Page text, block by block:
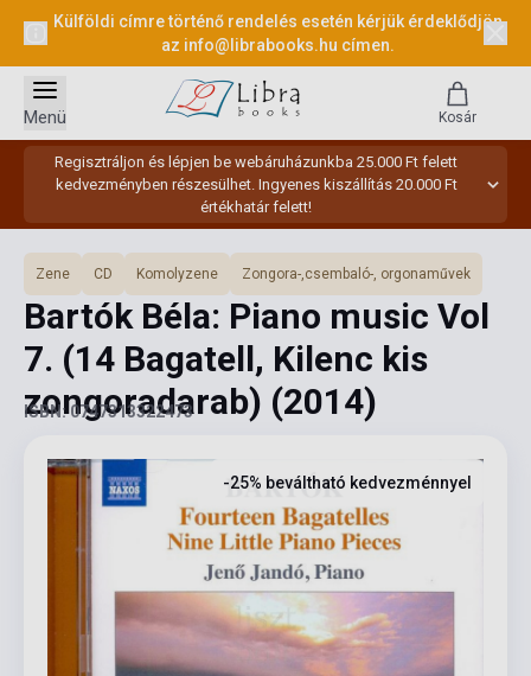
Külföldi címre történő rendelés esetén kérjük érdeklődjön
az info@librabooks.hu címen.
Regisztráljon és lépjen be webáruházunkba 25.000 Ft felett
kedvezményben részesülhet. Ingyenes kiszállítás 20.000 Ft
értékhatár felett!
Menü Kosár
Zene CD Komolyzene Zongora-,csembaló-, orgonaművek
Bartók Béla: Piano music Vol
7. (14 Bagatell, Kilenc kis
zongoradarab) (2014)
ISBN: 0747313322473
-25% beváltható kedvezménnyel